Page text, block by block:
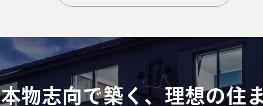
本物志向で築く、理想の住